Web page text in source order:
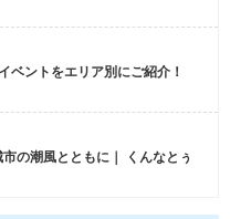
ベントをエリア別にご紹介！
市の潮風とともに｜ くんなとぅ